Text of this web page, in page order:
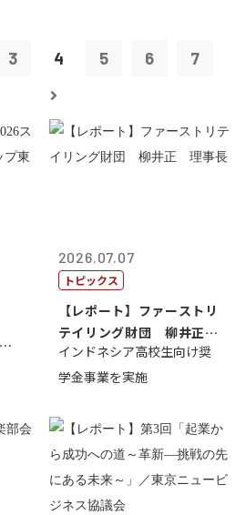
3 4 5 6 7
2026.07.07
トピックス
【レポート】ファーストリ
テイリング財団 柳井正
理事長
インドネシア高校生向け奨
学金事業を実施